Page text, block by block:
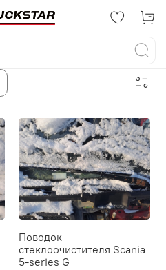
Поводок
стеклоочистителя Scania
5-series G